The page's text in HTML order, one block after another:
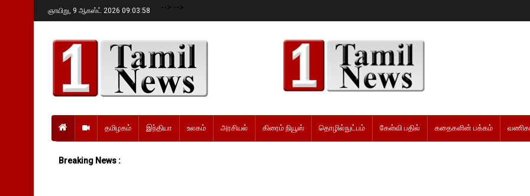
ஞாயிறு, 9 ஆகஸ்ட் 2026 09:03:59 --> -->
தமிழகம் இந்தியா உலகம் அரசியல் கிரைம் நியூஸ் தொழில்நுட்பம் கேள்வி பதில் கதைகளின் பக்கம்
Breaking News :